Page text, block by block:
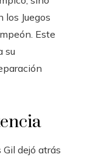
Juegos
Este
su
dejó atrás